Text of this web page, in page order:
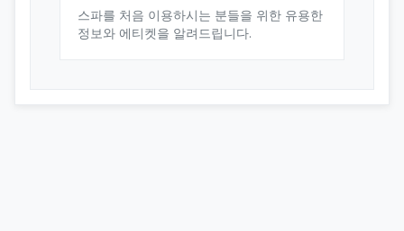
스파를 처음 이용하시는 분들을 위한 유용한
정보와 에티켓을 알려드립니다.